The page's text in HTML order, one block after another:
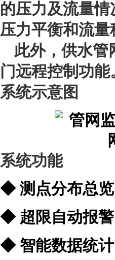
的压力及流量
压力平衡和流
此外，供水管
门远程控制功能
系统示意图
系统功能
◆ 测点分布总
◆ 超限自
◆ 智能数